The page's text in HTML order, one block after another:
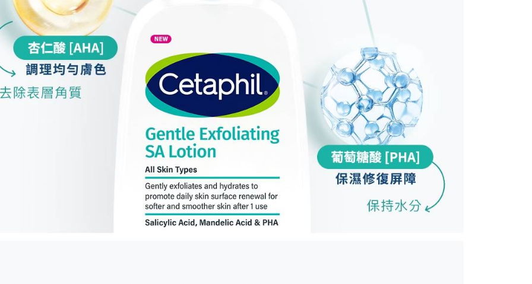
交易，需依本服務之必要範圍內提供個人資料，並將交易相關給付款項請
２．關於個人資料處理事宜，請瀏覽以下網址：
３．未成年的使用者請事先徵得法定代理人或監護人之同意方可使用
「AFTEE先享後付」，若未經同意申辦者引起之損失，本公司不負相關責
任。
４．使用「AFTEE先享後付」時，將依據個別帳號之用戶狀況，依本公司
即時審查核予不同之上限額度；若仍有額度不足之情形，本公司將視審查
結果請求用戶進行身份認證。
５．嚴禁一人註冊多個帳號或使用他人資訊註冊。若發現惡意使用之情
形，恩沛科技股份有限公司將有權停止該用戶之使用額度並採取法律行
動。